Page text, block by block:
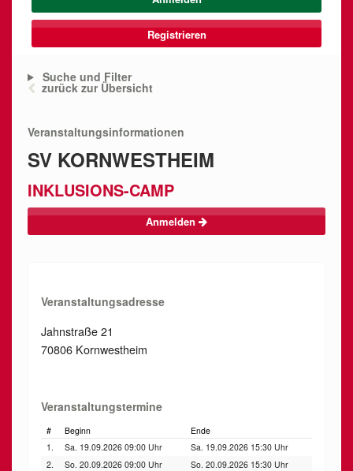
Registrieren
Suche und Filter
zurück zur Übersicht
Veranstaltungsinformationen
SV KORNWESTHEIM
INKLUSIONS-CAMP
Anmelden
Veranstaltungsadresse
Jahnstraße 21
70806 Kornwestheim
Veranstaltungstermine
# Beginn
Ende
1.
Sa. 19.09.2026 09:00 Uhr
Sa. 19.09.2026 15:30 Uhr
2.
So. 20.09.2026 09:00 Uhr So. 20.09.2026 15:30 Uhr